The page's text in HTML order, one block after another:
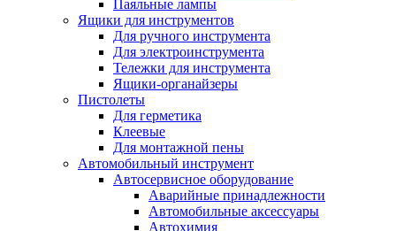
Паяльные лампы
Ящики для инструментов
Для ручного инструмента
Для электроинструмента
Тележки для инструмента
Ящики-органайзеры
Пистолеты
Для герметика
Клеевые
Для монтажной пены
Автомобильный инструмент
Автосервисное оборудование
Аварийные принадлежности
Автомобильные аксессуары
Автохимия